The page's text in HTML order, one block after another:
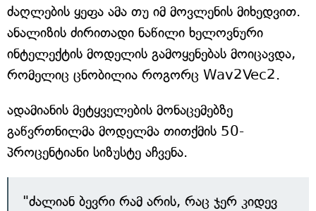
ძაღლების ყეფა ამა თუ იმ მოვლენის მიხედვით.
ანალიზის ძირითადი ნაწილი ხელოვნური
ინტელექტის მოდელის გამოყენებას მოიცავდა,
რომელიც ცნობილია როგორც Wav2Vec2.
ადამიანის მეტყველების მონაცემებზე
გაწვრთნილმა მოდელმა თითქმის 50-
პროცენტიანი სიზუსტე აჩვენა.
"ძალიან ბევრი რამ არის, რაც ჯერ კიდევ